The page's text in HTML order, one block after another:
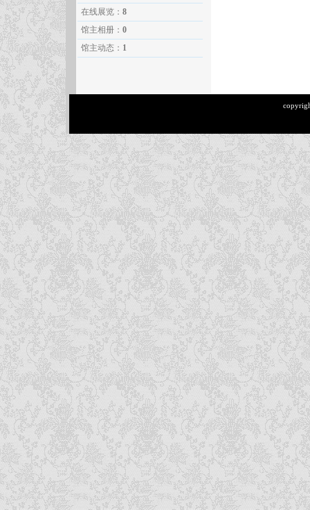
在线展览： 8
馆主相册： 0
馆主动态： 1